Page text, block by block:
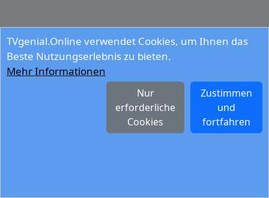
TVgenial.Online verwendet Cookies, um Ihnen das
Beste Nutzungserlebnis zu bieten.
Mehr Informationen
Zustimmen
und
fortfahren
Nur
erforderliche
Cookies